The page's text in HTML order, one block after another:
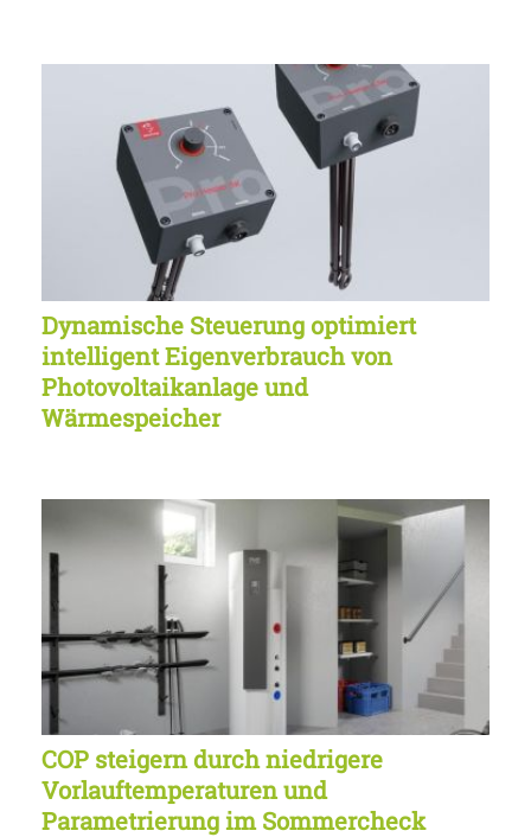
Dynamische Steuerung optimiert
intelligent Eigenverbrauch von
Photovoltaikanlage und
Wärmespeicher
COP steigern durch niedrigere
Vorlauftemperaturen und
Parametrierung im Sommercheck